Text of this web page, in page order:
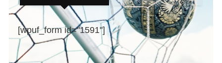
[wpuf_form id="1591"]